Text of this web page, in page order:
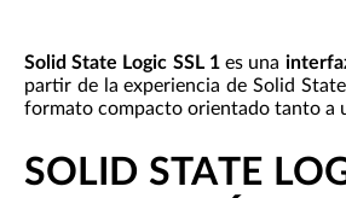
Solid State Logic SSL 1es una
partir de la experiencia de Solid
formato compacto orientado tanto a
SOLID STATE